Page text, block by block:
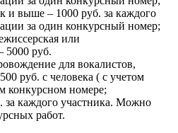
и выше – 1000 руб. за каждого
за один конкурсный номер;
или
5000 руб.
для вокалистов,
руб. с человека ( с учетом
конкурсном номере;
каждого участника. Можно
работ.